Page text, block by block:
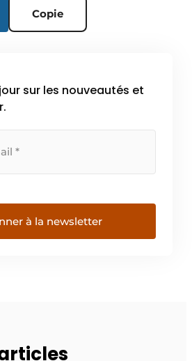
Copie
sur les nouveautés et
à la newsletter